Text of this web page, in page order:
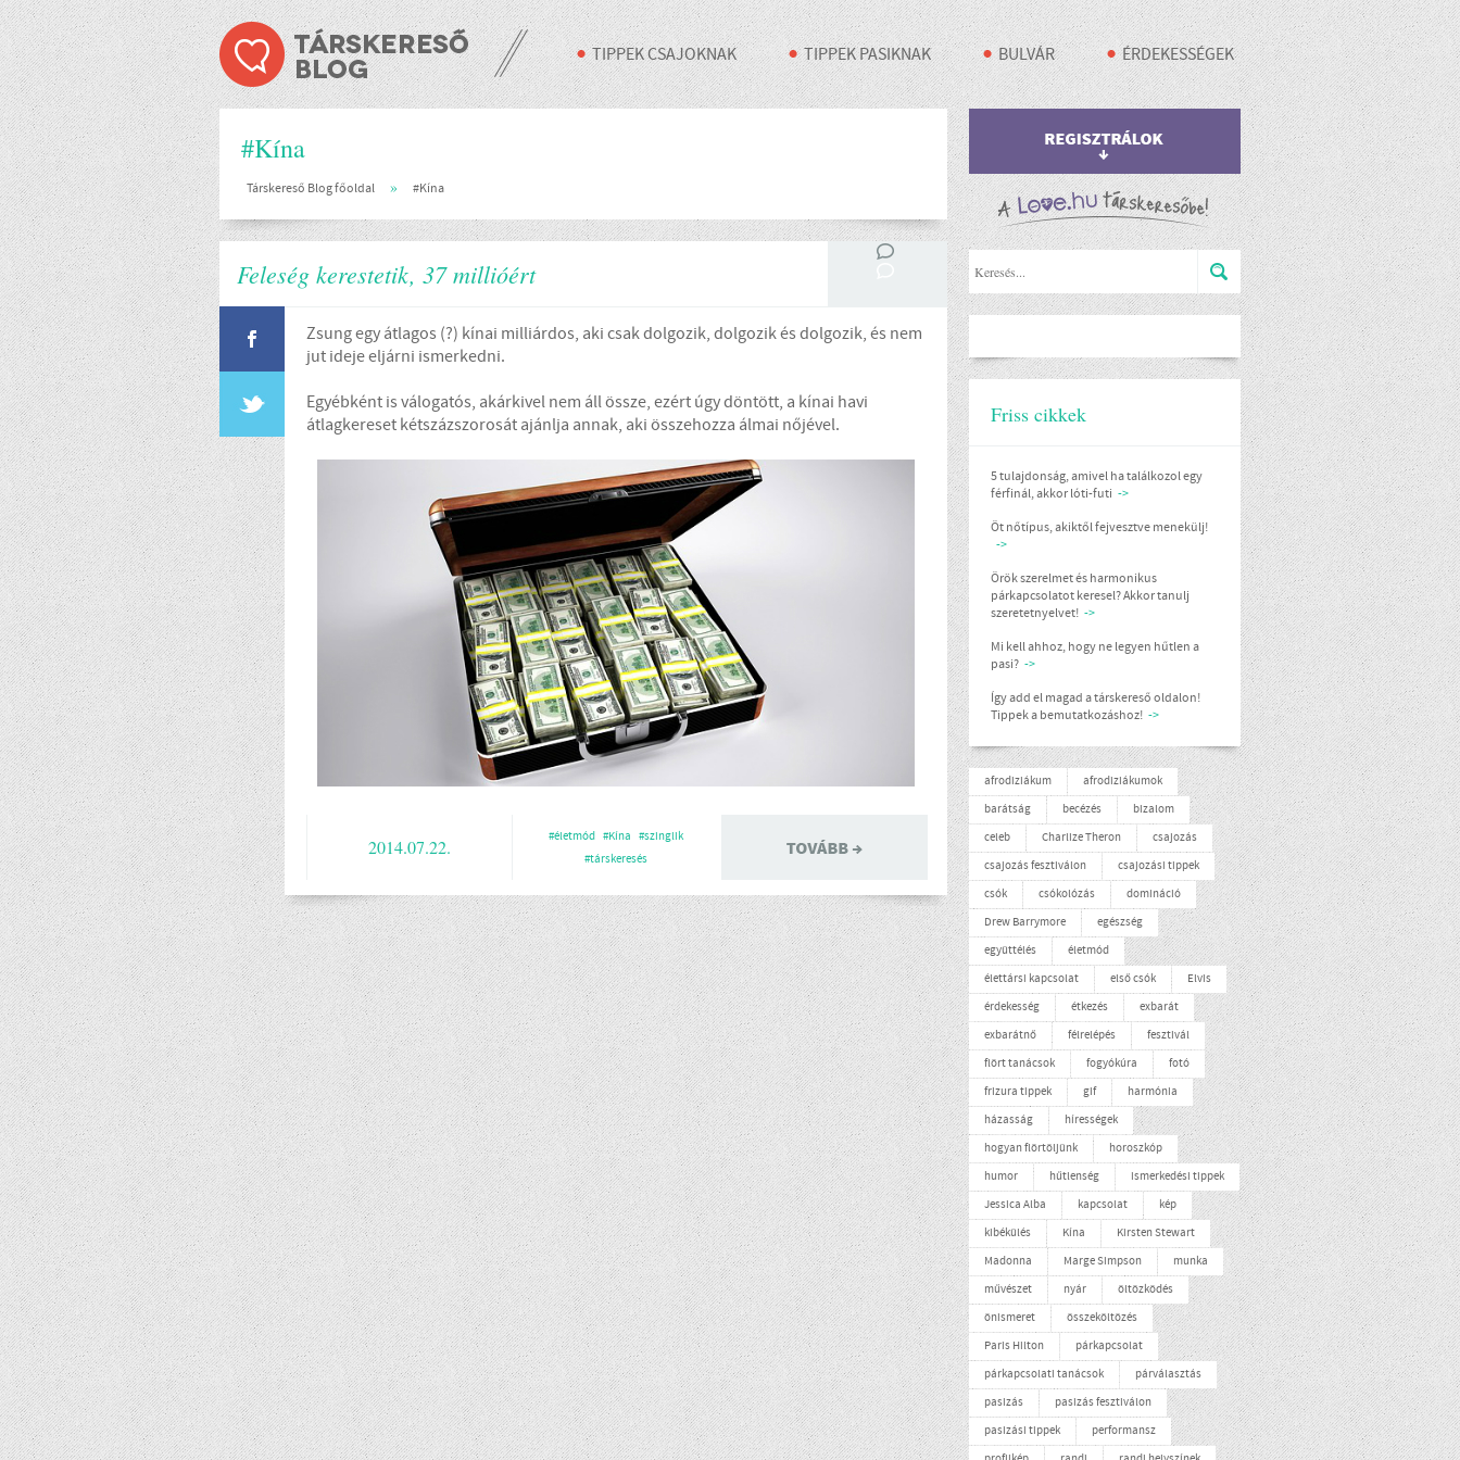
TIPPEK CSAJOKNAK TIPPEK PASIKNAK BULVÁR ÉRDEKESSÉGEK
#Kína
Társkereső Blog főoldal » #Kína
Feleség kerestetik, 37 millióért
Zsung egy átlagos (?) kínai milliárdos, aki csak dolgozik, dolgozik és dolgozik, és nem
jut ideje eljárni ismerkedni.
Egyébként is válogatós, akárkivel nem áll össze, ezért úgy döntött, a kínai havi
átlagkereset kétszázszorosát ajánlja annak, aki összehozza álmai nőjével.
2014.07.22. #életmód #Kína #szinglik
#társkeresés
Friss cikkek
5 tulajdonság, amivel ha találkozol egy
férfinál, akkor lóti-futi ->
Öt nőtípus, akiktől fejvesztve menekülj!
->
Örök szerelmet és harmonikus
párkapcsolatot keresel? Akkor tanulj
szeretetnyelvet! ->
Mi kell ahhoz, hogy ne legyen hűtlen a
pasi? ->
Így add el magad a társkereső oldalon!
Tippek a bemutatkozáshoz! ->
afrodiziákum
afrodiziákumok
barátság
becézés
bizalom
celeb
Charlize Theron
csajozás
csajozás fesztiválon
csajozási tippek
csók
csókolózás
domináció
Drew Barrymore
egészség
együttélés
életmód
élettársi kapcsolat
első csók
Elvis
érdekesség
étkezés
exbarát
exbarátnő
félrelépés
fesztivál
flört tanácsok
fogyókúra
fotó
frizura tippek
gif
harmónia
házasság
hírességek
hogyan flörtöljünk
horoszkóp
humor
hűtlenség
ismerkedési tippek
Jessica Alba
kapcsolat
kép
kibékülés
Kína
Kirsten Stewart
Madonna
Marge Simpson
munka
művészet
nyár
öltözködés
önismeret
összeköltözés
Paris Hilton
párkapcsolat
párkapcsolati tanácsok
párválasztás
pasizás
pasizás fesztiválon
pasizási tippek
performansz